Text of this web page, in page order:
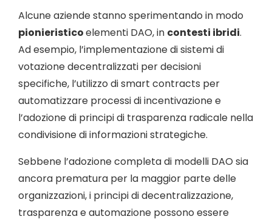
Alcune aziende stanno sperimentando in modo
pionieristicoelementi DAO, in contesti ibridi.
Ad esempio, l’implementazione di sistemi di
votazione decentralizzati per decisioni
specifiche, l’utilizzo di smart contracts per
automatizzare processi di incentivazione e
l’adozione di principi di trasparenza radicale nella
condivisione di informazioni strategiche.
Sebbene l’adozione completa di modelli DAO sia
ancora prematura per la maggior parte delle
organizzazioni, i principi di decentralizzazione,
trasparenza e automazione possono essere